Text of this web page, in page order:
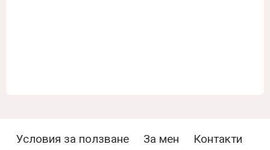
Условия за ползване За мен Контакти